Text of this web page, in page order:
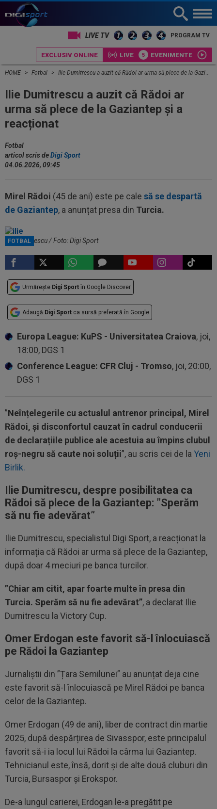
LIVE TV PROGRAM TV
EXCLUSIV ONLINE LIVE EVENIMENTE
HOME Fotbal Ilie Dumitrescu a auzit că Rădoi ar urma să plece de la Gaziantep și a reacționat
Ilie Dumitrescu a auzit că Rădoi ar
urma să plece de la Gaziantep și a
reacționat
Fotbal
articol scris deDigi Sport
04.06.2026, 09:45
Mirel Rădoi (45 de ani) este pe cale să se despartă
de Gaziantep, a anunțat presa din Turcia.
FOTBAL
Ilie Dumitrescu / Foto: Digi Sport
Urmărește Digi Sport în Google Discover
Adaugă Digi Sport ca sursă preferată în Google
Europa League: KuPS - Universitatea Craiova, joi,
18:00, DGS 1
Conference League: CFR Cluj - Tromso, joi, 20:00,
DGS 1
”Neînțelegerile cu actualul antrenor principal, Mirel
Rădoi, și disconfortul cauzat în cadrul conducerii
de declarațiile publice ale acestuia au împins clubul
roș-negru să caute noi soluții”, au scris cei de la Yeni
Birlik.
Ilie Dumitrescu, despre posibilitatea ca
Rădoi să plece de la Gaziantep: ”Sperăm
să nu fie adevărat”
Ilie Dumitrescu, specialistul Digi Sport, a reacționat la
informația că Rădoi ar urma să plece de la Gaziantep,
după doar 4 meciuri pe banca turcilor.
”Chiar am citit, apar foarte multe în presa din
Turcia. Sperăm să nu fie adevărat”, a declarat Ilie
Dumitrescu la Victory Cup.
Omer Erdogan este favorit să-l înlocuiască
pe Rădoi la Gaziantep
Jurnaliștii din ”Țara Semilunei” au anunțat deja cine
este favorit să-l înlocuiască pe Mirel Rădoi pe banca
celor de la Gaziantep.
Omer Erdogan (49 de ani), liber de contract din martie
2025, după despărțirea de Sivasspor, este principalul
favorit să-i ia locul lui Rădoi la cârma lui Gaziantep.
Tehnicianul este, însă, dorit și de alte două cluburi din
Turcia, Bursaspor și Erokspor.
De-a lungul carierei, Erdogan le-a pregătit pe